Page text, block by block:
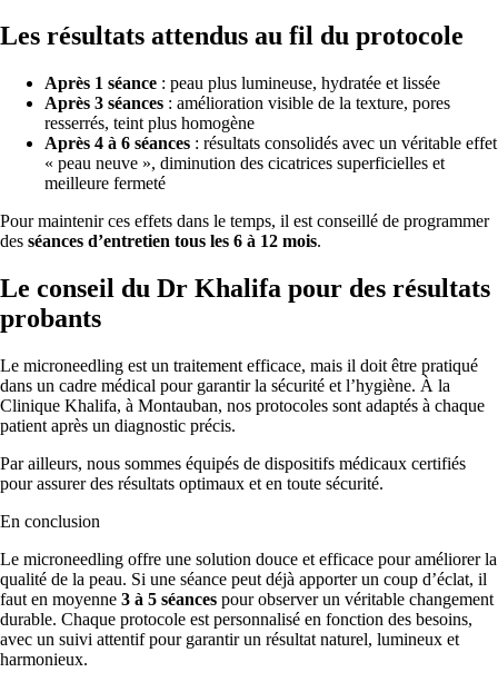
Les résultats attendus au fil du protocole
Après 1 séance : peau plus lumineuse, hydratée et lissée
Après 3 séances : amélioration visible de la texture, pores
resserrés, teint plus homogène
Après 4 à 6 séances : résultats consolidés avec un véritable effet
« peau neuve », diminution des cicatrices superficielles et
meilleure fermeté
Pour maintenir ces effets dans le temps, il est conseillé de programmer
des séances d’entretien tous les 6 à 12 mois.
Le conseil du Dr Khalifa pour des résultats
probants
Le microneedling est un traitement efficace, mais il doit être pratiqué
dans un cadre médical pour garantir la sécurité et l’hygiène. À la
Clinique Khalifa, à Montauban, nos protocoles sont adaptés à chaque
patient après un diagnostic précis.
Par ailleurs, nous sommes équipés de dispositifs médicaux certifiés
pour assurer des résultats optimaux et en toute sécurité.
En conclusion
Le microneedling offre une solution douce et efficace pour améliorer la
qualité de la peau. Si une séance peut déjà apporter un coup d’éclat, il
faut en moyenne 3 à 5 séances pour observer un véritable changement
durable. Chaque protocole est personnalisé en fonction des besoins,
avec un suivi attentif pour garantir un résultat naturel, lumineux et
harmonieux.